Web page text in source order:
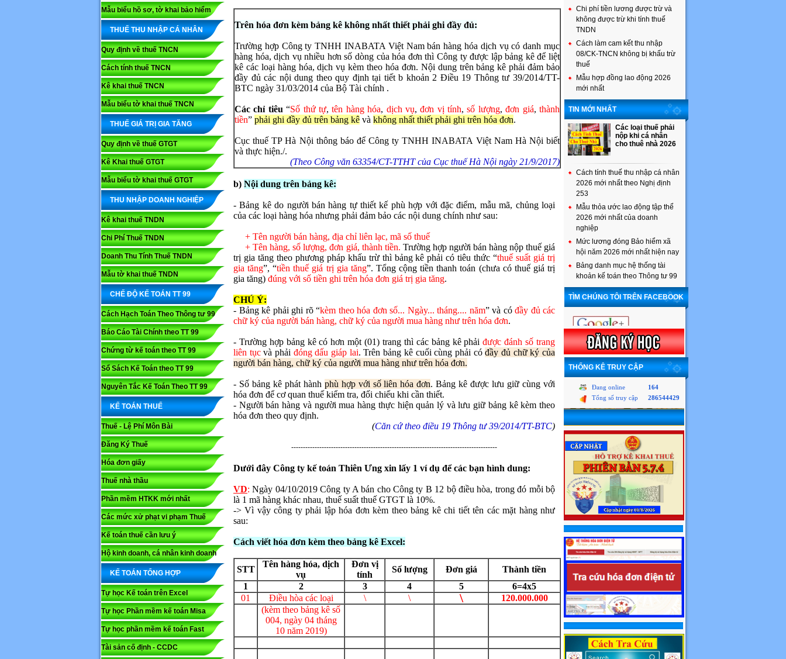
Mẫu biểu hồ sơ, tờ khai bảo hiểm
THUẾ THU NHẬP CÁ NHÂN
Quy định về thuế TNCN
Cách tính thuế TNCN
Kê khai thuế TNCN
Mẫu biểu tờ khai thuế TNCN
THUẾ GIÁ TRỊ GIA TĂNG
Quy định về thuế GTGT
Kê Khai thuế GTGT
Mẫu biểu tờ khai thuế GTGT
THU NHẬP DOANH NGHIỆP
Kê khai thuế TNDN
Chi Phí Thuế TNDN
Doanh Thu Tính Thuế TNDN
Mẫu tờ khai thuế TNDN
CHẾ ĐỘ KẾ TOÁN TT 99
Cách Hạch Toán Theo Thông tư 99
Báo Cáo Tài Chính theo TT 99
Chứng từ kế toán theo TT 99
Sổ Sách Kế Toán theo TT 99
Nguyên Tắc Kế Toán Theo TT 99
KẾ TOÁN THUẾ
Thuế - Lệ Phí Môn Bài
Đăng Ký Thuế
Hóa đơn giấy
Thuế nhà thầu
Phần mềm HTKK mới nhất
Các mức xử phạt vi phạm Thuế
Kế toán thuế cần lưu ý
Hộ kinh doanh, cá nhân kinh doanh
KẾ TOÁN TỔNG HỢP
Tự học Kế toán trên Excel
Tự học Phần mềm kế toán Misa
Tự học phần mềm kế toán Fast
Tài sản cố định - CCDC
Trên hóa đơn kèm bảng kê không nhất thiết phải ghi đầy đủ:
Trường hợp Công ty TNHH INABATA Việt Nam bán hàng hóa dịch vụ có danh mục
hàng hóa, dịch vụ nhiều hơn số dòng của hóa đơn thì Công ty được lập bảng kê để liệt
kê các loại hàng hóa, dịch vụ kèm theo hóa đơn. Nội dung trên bảng kê phải đảm bảo
đầy đủ các nội dung theo quy định tại tiết b khoản 2 Điều 19 Thông tư 39/2014/TT-
BTC ngày 31/03/2014 của Bộ Tài chính .
Các chỉ tiêu “Số thứ tự,tên hàng hóa, dịch vụ,đơn vị tính,số lượng,đơn giá,thành
tiền” phải ghi đầy đủ trên bảng kê và không nhất thiết phải ghi trên hóa đơn.
Cục thuế TP Hà Nội thông báo để Công ty TNHH INABATA Việt Nam Hà Nội biết
và thực hiện./.
(Theo Công văn 63354/CT-TTHT của Cục thuế Hà Nội ngày 21/9/2017)
b) Nội dung trên bảng kê:
- Bảng kê do người bán hàng tự thiết kế phù hợp với đặc điểm, mẫu mã, chủng loại
của các loại hàng hóa nhưng phải đảm bảo các nội dung chính như sau:
+ Tên người bán hàng, địa chỉ liên lạc, mã số thuế
+ Tên hàng, số lượng, đơn giá, thành tiền. Trường hợp người bán hàng nộp thuế giá
trị gia tăng theo phương pháp khấu trừ thì bảng kê phải có tiêu thức “thuế suất giá trị
gia tăng”, “tiền thuế giá trị gia tăng”. Tổng cộng tiền thanh toán (chưa có thuế giá trị
gia tăng) đúng với số tiền ghi trên hóa đơn giá trị gia tăng.
CHÚ Ý:
- Bảng kê phải ghi rõ “kèm theo hóa đơn số... Ngày... tháng.... năm” và có đầy đủ các
chữ ký của người bán hàng, chữ ký của người mua hàng như trên hóa đơn.
- Trường hợp bảng kê có hơn một (01) trang thì các bảng kê phảiđược đánh số trang
liên tụcvà phải đóng dấu giáp lai. Trên bảng kê cuối cùng phải cóđầy đủ chữ ký của
người bán hàng, chữ ký của người mua hàng như trên hóa đơn.
- Số bảng kê phát hành phù hợp với số liên hóa đơn. Bảng kê được lưu giữ cùng với
hóa đơn để cơ quan thuế kiểm tra, đối chiếu khi cần thiết.
- Người bán hàng và người mua hàng thực hiện quản lý và lưu giữ bảng kê kèm theo
hóa đơn theo quy định.
(Căn cứ theo điều 19 Thông tư 39/2014/TT-BTC)
----------------------------------------------------------------------------------------
Dưới đây Công ty kế toán Thiên Ưng xin lấy 1 ví dụ để các bạn hình dung:
VD: Ngày 04/10/2019 Công ty A bán cho Công ty B 12 bộ điều hòa, trong đó mỗi bộ
là 1 mã hàng khác nhau, thuế suất thuế GTGT là 10%.
-> Vì vậy công ty phải lập hóa đơn kèm theo bảng kê chi tiết tên các mặt hàng như
sau:
Cách viết hóa đơn kèm theo bảng kê Excel:
STT
Tên hàng hóa, dịch
vụ
Đơn vị
tính
Số lượng Đơn giá
Thành tiền
1
2 3 4 5
6=4x5
01
Điều hòa các loại \ \ \
120.000.000
(kèm theo bảng kê số
004, ngày 04 tháng
10 năm 2019)
Họ và tên*
*
Chi phí tiền lương được trừ và
không được trừ khi tính thuế
TNDN
Cách làm cam kết thu nhập
08/CK-TNCN không bị khấu trừ
thuế
Mẫu hợp đồng lao động 2026
mới nhất
TIN MỚI NHẤT
Các loại thuế phải
nộp khi cá nhân
cho thuê nhà 2026
Cách tính thuế thu nhập cá nhân
2026 mới nhất theo Nghị định
253
Mẫu thỏa ước lao động tập thể
2026 mới nhất của doanh
nghiệp
Mức lương đóng Bảo hiểm xã
hội năm 2026 mới nhất hiện nay
Bảng danh mục hệ thống tài
khoản kế toán theo Thông tư 99
TÌM CHÚNG TÔI TRÊN FACEBOOK
THỐNG KÊ TRUY CẬP
Đang online
164
Tổng số truy cập
286544429